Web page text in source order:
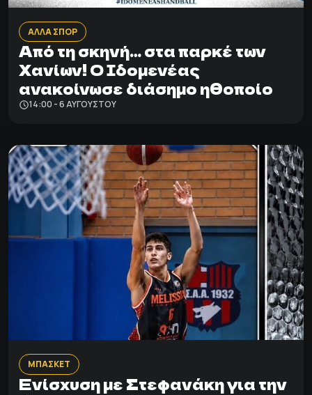
ΑΛΛΑ ΣΠΟΡ
Από τη σκηνή… στα παρκέ των
Χανίων! Ο Ιδομενέας
ανακοίνωσε διάσημο ηθοποίο
14:00 - 6 ΑΥΓΟΎΣΤΟΥ
ΜΠΑΣΚΕΤ
Ενίσχυση με Στεφανάκη για την